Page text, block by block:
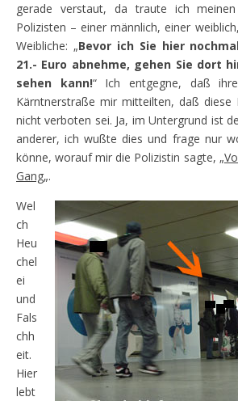
gerade verstaut, da traute ich
Polizisten – einer männlich, einer
Weibliche: „Bevor ich Sie hier
21.- Euro abnehme, gehen Sie dort
sehen kann!“ Ich entgegne, daß
Kärntnerstraße mir mitteilten, daß diese
nicht verboten sei. Ja, im Untergrund ist
anderer, ich wußte dies und frage nur
könne, worauf mir die Polizistin sagte, „
Gang„.
Wel
ch
Heu
chel
ei
und
Fals
chh
eit.
Hier
lebt